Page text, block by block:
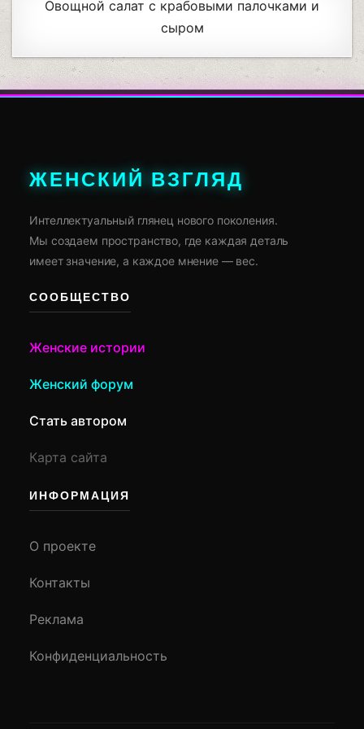
Овощной салат с крабовыми палочками и
сыром
ЖЕНСКИЙ ВЗГЛЯД
Интеллектуальный глянец нового поколения.
Мы создаем пространство, где каждая деталь
имеет значение, а каждое мнение — вес.
СООБЩЕСТВО
Женские истории
Женский форум
Стать автором
Карта сайта
ИНФОРМАЦИЯ
О проекте
Контакты
Реклама
Конфиденциальность